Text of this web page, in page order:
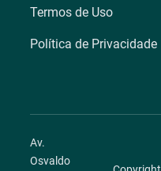
Termos de Uso
Política de Privacidade
Av.
Osvaldo